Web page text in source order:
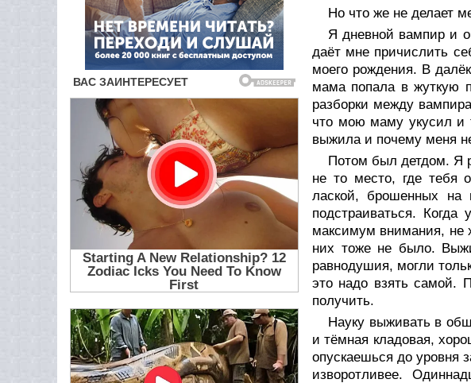
Но что же не делает
Я дневной вампир и
даёт мне причислить
моего рождения. В
мама попала в жуткую
разборки между
что мою маму укусил и
выжила и почему меня
Потом был детдом. Я
не то место, где тебя
лаской, брошенных на
подстраиваться.
максимум внимания, не
них тоже не было.
равнодушия, могли
это надо взять самой.
получить.
Науку выживать в
и тёмная кладовая,
опускаешься до уровня
изворотливее.